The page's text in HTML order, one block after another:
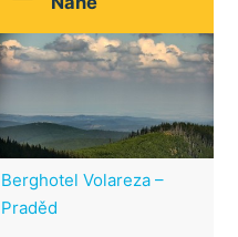
Berghotel Volareza –
Praděd